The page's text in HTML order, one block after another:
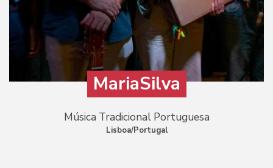
MariaSilva
Música Tradicional Portuguesa
Lisboa/Portugal